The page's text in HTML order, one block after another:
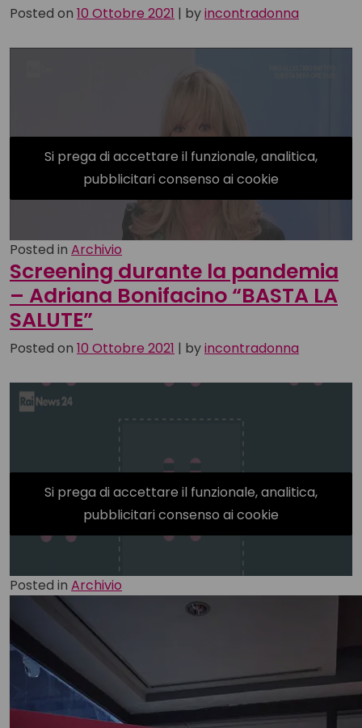
Posted on 10 Ottobre 2021 | byincontradonna
Si prega di accettare il funzionale, analitica,
pubblicitari consenso ai cookie
Posted in Archivio
Screening durante la pandemia
– Adriana Bonifacino “BASTA LA
SALUTE”
Posted on 10 Ottobre 2021 | byincontradonna
Si prega di accettare il funzionale, analitica,
pubblicitari consenso ai cookie
Posted in Archivio